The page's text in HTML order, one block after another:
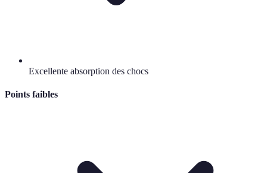
Excellente absorption des chocs
Points faibles